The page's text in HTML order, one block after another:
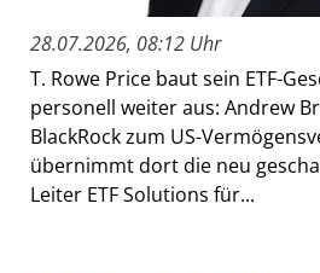
28.07.2026, 08:12 Uhr
T. Rowe Price baut sein ETF-
personell weiter aus: Andrew
BlackRock zum US-
übernimmt dort die neu
Leiter ETF Solutions für...